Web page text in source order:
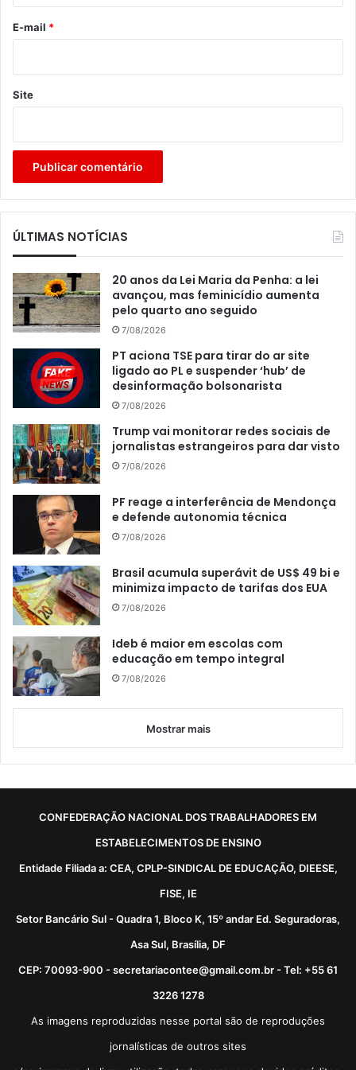
*
E-mail *
Site
ÚLTIMAS NOTÍCIAS
20 anos da Lei Maria da Penha: a lei
avançou, mas feminicídio aumenta
pelo quarto ano seguido
7/08/2026
PT aciona TSE para tirar do ar site
ligado ao PL e suspender ‘hub’ de
desinformação bolsonarista
7/08/2026
Trump vai monitorar redes sociais de
jornalistas estrangeiros para dar visto
7/08/2026
PF reage a interferência de Mendonça
e defende autonomia técnica
7/08/2026
Brasil acumula superávit de US$ 49 bi e
minimiza impacto de tarifas dos EUA
7/08/2026
Ideb é maior em escolas com
educação em tempo integral
7/08/2026
Mostrar mais
CONFEDERAÇÃO NACIONAL DOS TRABALHADORES EM
ESTABELECIMENTOS DE ENSINO
Entidade Filiada a: CEA, CPLP-SINDICAL DE EDUCAÇÃO, DIEESE,
FISE, IE
Setor Bancário Sul - Quadra 1, Bloco K, 15º andar Ed. Seguradoras,
Asa Sul, Brasília, DF
CEP: 70093-900 - secretariacontee@gmail.com.br - Tel: +55 61
3226 1278
As imagens reproduzidas nesse portal são de reproduções
jornalísticas de outros sites